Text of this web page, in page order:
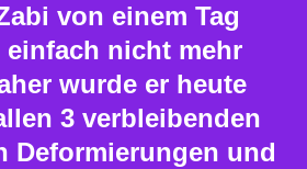
von einem Tag
einfach nicht mehr
wurde er heute
3 verbleibenden
Deformierungen und